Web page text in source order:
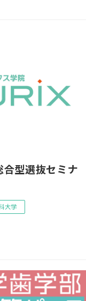
合型選抜セミナ
大学